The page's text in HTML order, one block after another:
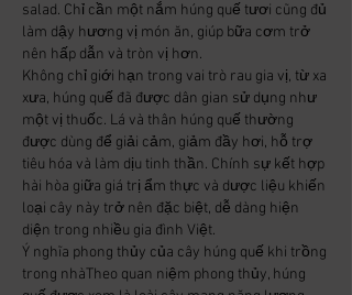
salad. Chỉ cần một nắm húng quế tươi cũng đủ
làm dậy hương vị món ăn, giúp bữa cơm trở
nên hấp dẫn và tròn vị hơn.
Không chỉ giới hạn trong vai trò rau gia vị, từ xa
xưa, húng quế đã được dân gian sử dụng như
một vị thuốc. Lá và thân húng quế thường
được dùng để giải cảm, giảm đầy hơi, hỗ trợ
tiêu hóa và làm dịu tinh thần. Chính sự kết hợp
hài hòa giữa giá trị ẩm thực và dược liệu khiến
loại cây này trở nên đặc biệt, dễ dàng hiện
diện trong nhiều gia đình Việt.
Ý nghĩa phong thủy của cây húng quế khi trồng
trong nhàTheo quan niệm phong thủy, húng